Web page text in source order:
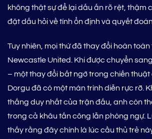
không thật sự để lại dấu ấn rõ rệt, thậm
đặt dấu hỏi về tính ổn định và quyết
Tuy nhiên, mọi thứ đã thay đổi hoàn
Newcastle United. Khi được chuyển
– một thay đổi bất ngờ trong chiến thuật
Dorgu đã có một màn trình diễn rực rỡ.
thắng duy nhất của trận đấu, anh còn
trong cả khâu tấn công lẫn phòng ngự.
thấy rằng đây chính là lúc cầu thủ trẻ